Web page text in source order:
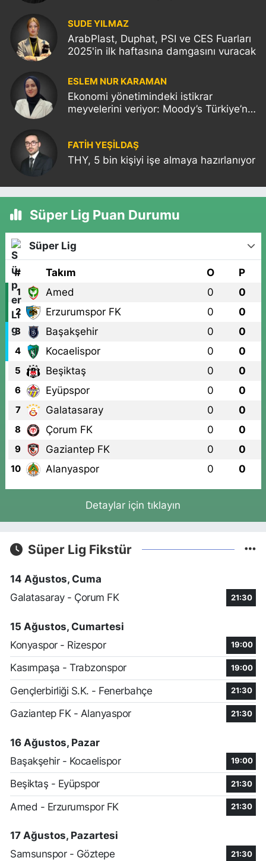
SUDE YILMAZ
ArabPlast, Duphat, PSI ve CES Fuarları
2025'in ilk haftasına damgasını vuracak
ESLEM NUR KARAMAN
Ekonomi yönetimindeki istikrar
meyvelerini veriyor: Moody’s Türkiye’nin
FATIH YEŞİLDAŞ
THY, 5 bin kişiyi işe almaya hazırlanıyor
Süper Lig Puan Durumu
Süper Lig
# Takım O P
1 Amed 0 0
2 Erzurumspor FK 0 0
3 Başakşehir 0 0
4 Kocaelispor 0 0
5 Beşiktaş 0 0
6 Eyüpspor 0 0
7 Galatasaray 0 0
8 Çorum FK 0 0
9 Gaziantep FK 0 0
10 Alanyaspor 0 0
Detaylar için tıklayın
Süper Lig Fikstür
14 Ağustos, Cuma
Galatasaray - Çorum FK
21:30
15 Ağustos, Cumartesi
Konyaspor - Rizespor
19:00
Kasımpaşa - Trabzonspor 19:00
Gençlerbirliği S.K. - Fenerbahçe 21:30
Gaziantep FK - Alanyaspor 21:30
16 Ağustos, Pazar
Başakşehir - Kocaelispor
19:00
Beşiktaş - Eyüpspor 21:30
Amed - Erzurumspor FK 21:30
17 Ağustos, Pazartesi
Samsunspor - Göztepe
21:30